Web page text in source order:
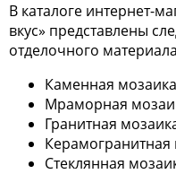
В каталоге интернет-
вкус» представлены
отделочного
Каменная
Мраморная
Гранитная
Керамогранитная
Стеклянная